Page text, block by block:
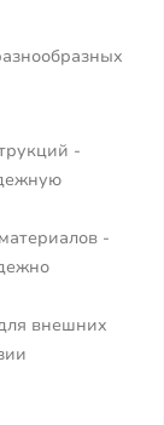
-
-
внешних